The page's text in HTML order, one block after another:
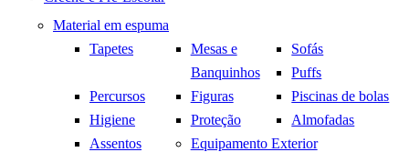
Material em espuma
Tapetes
Mesas e
Banquinhos
Sofás
Puffs
Percursos
Figuras
Piscinas de bolas
Higiene
Proteção
Almofadas
Assentos
Equipamento Exterior